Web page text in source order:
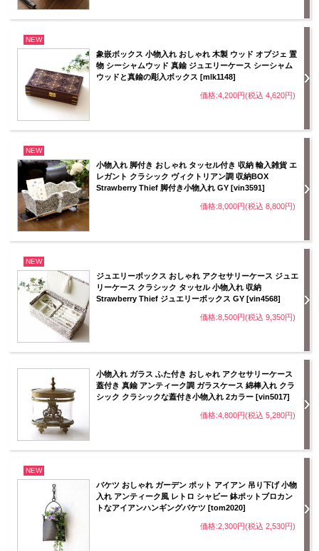
NEW
象嵌ボックス 小物入れ おしゃれ 木製 ウッド オブジェ 置
物 シーシャムウッド 真鍮 ジュエリーケース シーシャム
ウッドと真鍮の彫入ボックス [mlk1148]
価格:4,200円(税込 4,620円)
NEW
小物入れ 脚付き おしゃれ タッセル付き 収納 輸入雑貨 エ
レガント クラシック ヴィクトリアン調 収納BOX
Strawberry Thief 脚付き小物入れ GY [vin3591]
価格:8,000円(税込 8,800円)
NEW
ジュエリーボックス おしゃれ アクセサリーケース ジュエ
リーケース クラシック タッセル 小物入れ 収納
Strawberry Thief ジュエリーボックス GY [vin4568]
価格:8,500円(税込 9,350円)
小物入れ ガラス ふた付き おしゃれ アクセサリーケース
蓋付き 真鍮 アンティーク調 ガラスケース 綿棒入れ クラ
シック クラシックな蓋付き小物入れ 2カラー [vin5017]
価格:4,800円(税込 5,280円)
NEW
バケツ おしゃれ ガーデン ポット アイアン 吊り下げ 小物
入れ アンティーク風 レトロ シャビー 鉢ポットブロカン
トなアイアンハンギングバケツ [tom2020]
価格:2,300円(税込 2,530円)